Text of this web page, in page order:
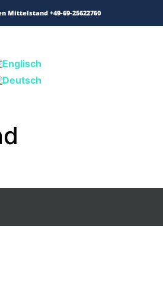
Mittelstand+49-69-25622760